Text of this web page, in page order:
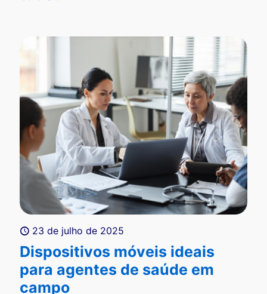
23 de julho de 2025
Dispositivos móveis ideais
para agentes de saúde em
campo